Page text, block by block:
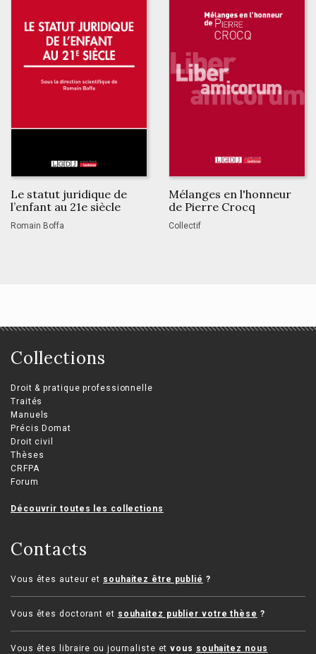
Le statut juridique de
l’enfant au 21e siècle
Romain Boffa
Mélanges en l'honneur
de Pierre Crocq
Collectif
Collections
Droit & pratique professionnelle
Traités
Manuels
Précis Domat
Droit civil
Thèses
CRFPA
Forum
Découvrir toutes les collections
Contacts
Vous êtes auteur et souhaitez être publié ?
Vous êtes doctorant et souhaitez publier votre thèse ?
Vous êtes libraire ou journaliste etvous souhaitez nous